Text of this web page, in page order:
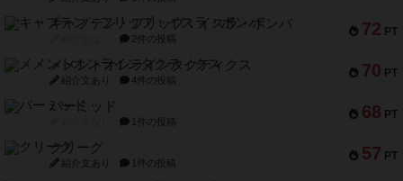
72 PT
キャプテン・フリップ：イスラ・ボンバ
2件の投稿
70 PT
メメントオンラインタクティクス
紹介文あり 4件の投稿
68 PT
パーミッド
1件の投稿
57 PT
クリーグ
紹介文あり 1件の投稿